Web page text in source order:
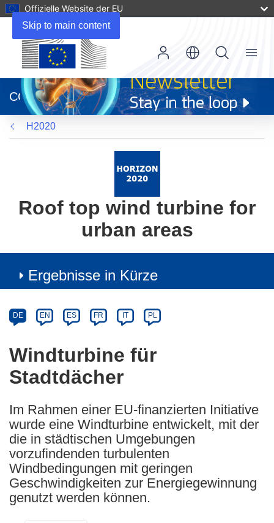
Skip to main content
Offizielle Website der EU
neuem
Fenster)
CORDIS
Menu
H2020
Roof top wind turbine for
urban areas
Ergebnisse in Kürze
Category
Article
available
the
following
languages:
DE EN ES FR IT PL
Windturbine für
Stadtdächer
Im Rahmen einer EU-finanzierten Initiative
wurde eine Windturbine entwickelt, mit der
die in städtischen Umgebungen
vorzufindenden turbulenten
Windbedingungen mit geringen
Geschwindigkeiten zur Energiegewinnung
genutzt werden können.